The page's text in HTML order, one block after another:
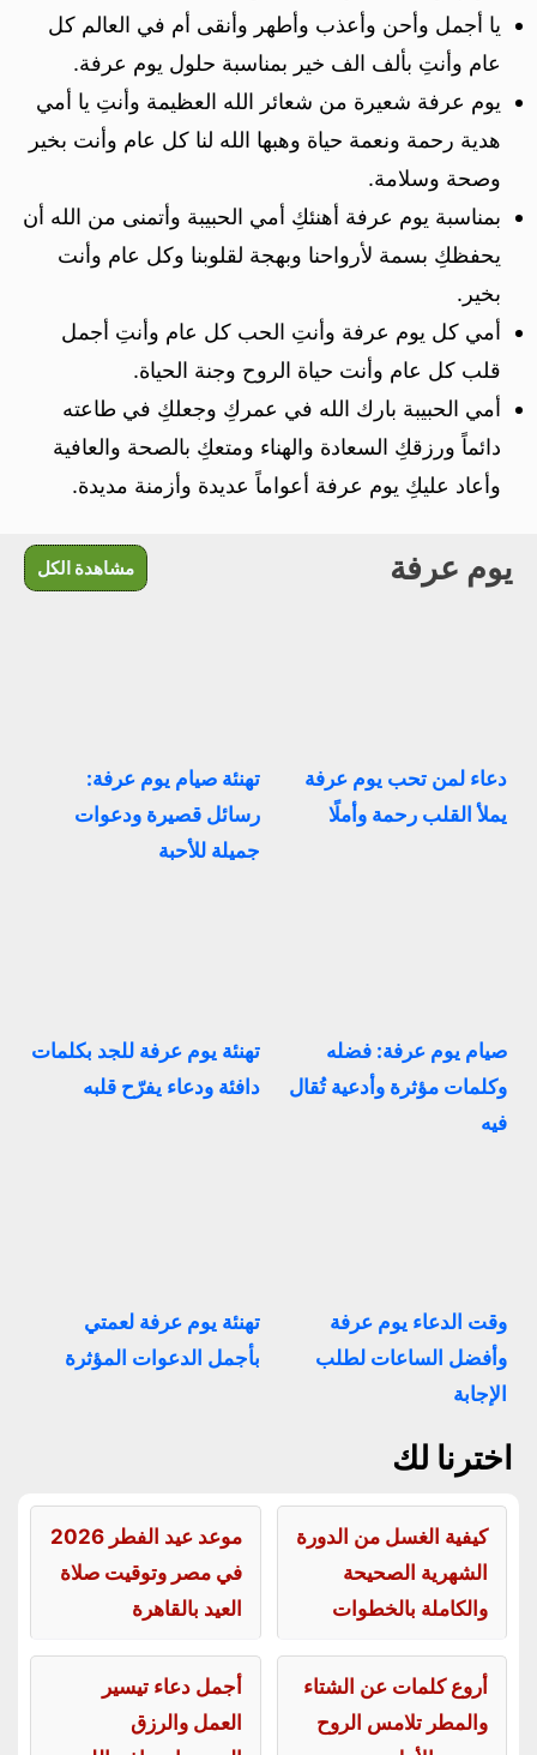
يا أجمل وأحن وأعذب وأطهر وأنقى أم في العالم كل
عام وأنتِ بألف الف خير بمناسبة حلول يوم عرفة.
يوم عرفة شعيرة من شعائر الله العظيمة وأنتِ يا أمي
هدية رحمة ونعمة حياة وهبها الله لنا كل عام وأنت بخير
وصحة وسلامة.
بمناسبة يوم عرفة أهنئكِ أمي الحبيبة وأتمنى من الله أن
يحفظكِ بسمة لأرواحنا وبهجة لقلوبنا وكل عام وأنت
بخير.
أمي كل يوم عرفة وأنتِ الحب كل عام وأنتِ أجمل
قلب كل عام وأنت حياة الروح وجنة الحياة.
أمي الحبيبة بارك الله في عمركِ وجعلكِ في طاعته
دائماً ورزقكِ السعادة والهناء ومتعكِ بالصحة والعافية
وأعاد عليكِ يوم عرفة أعواماً عديدة وأزمنة مديدة.
يوم عرفة مشاهدة الكل
دعاء لمن تحب يوم عرفة
يملأ القلب رحمة وأملًا
تهنئة صيام يوم عرفة:
رسائل قصيرة ودعوات
جميلة للأحبة
صيام يوم عرفة: فضله
وكلمات مؤثرة وأدعية تُقال
فيه
تهنئة يوم عرفة للجد بكلمات
دافئة ودعاء يفرّح قلبه
وقت الدعاء يوم عرفة
وأفضل الساعات لطلب
الإجابة
تهنئة يوم عرفة لعمتي
بأجمل الدعوات المؤثرة
اخترنا لك
كيفية الغسل من الدورة
الشهرية الصحيحة
والكاملة بالخطوات
موعد عيد الفطر 2026
في مصر وتوقيت صلاة
العيد بالقاهرة
أروع كلمات عن الشتاء
والمطر تلامس الروح
أجمل دعاء تيسير
العمل والرزق